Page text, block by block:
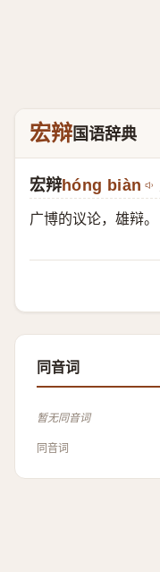
宏辩国语辞典
宏辩hóng biàn
广博的议论，雄辩。
同音词
暂无同音词
同音词